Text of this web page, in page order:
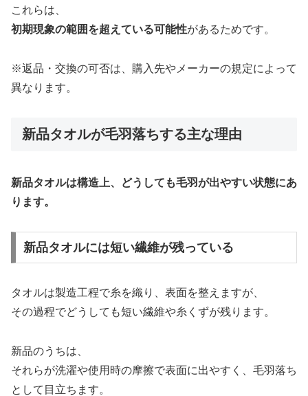
これらは、
初期現象の範囲を超えている可能性があるためです。
※返品・交換の可否は、購入先やメーカーの規定によって
異なります。
新品タオルが毛羽落ちする主な理由
新品タオルは構造上、どうしても毛羽が出やすい状態にあ
ります。
新品タオルには短い繊維が残っている
タオルは製造工程で糸を織り、表面を整えますが、
その過程でどうしても短い繊維や糸くずが残ります。
新品のうちは、
それらが洗濯や使用時の摩擦で表面に出やすく、毛羽落ち
として目立ちます。